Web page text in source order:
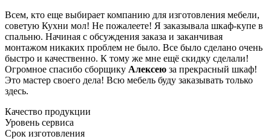
Всем, кто еще выбирает компанию для изготовления мебели,
советую Кухни мол! Не пожалеете! Я заказывала шкаф-купе в
спальню. Начиная с обсуждения заказа и заканчивая
монтажом никаких проблем не было. Все было сделано очень
быстро и качественно. К тому же мне ещё скидку сделали!
Огромное спасибо сборщику Алексею за прекрасный шкаф!
Это мастер своего дела! Всю мебель буду заказывать только
здесь.
Качество продукции
Уровень сервиса
Срок изготовления